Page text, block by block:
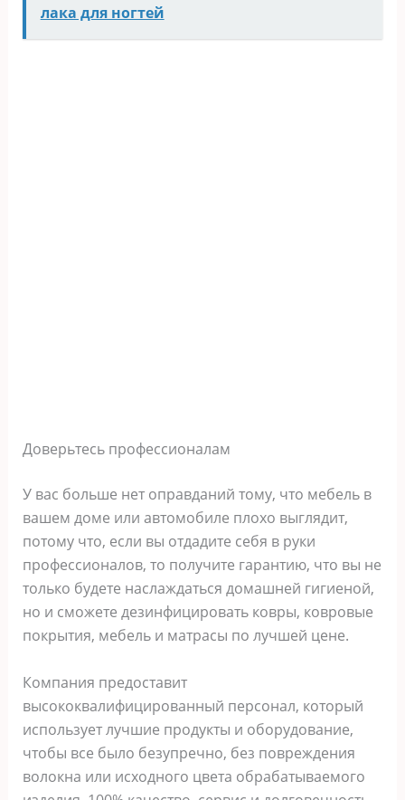
лака для ногтей
Доверьтесь профессионалам
У вас больше нет оправданий тому, что мебель в
вашем доме или автомобиле плохо выглядит,
потому что, если вы отдадите себя в руки
профессионалов, то получите гарантию, что вы не
только будете наслаждаться домашней гигиеной,
но и сможете дезинфицировать ковры, ковровые
покрытия, мебель и матрасы по лучшей цене.
Компания предоставит
высококвалифицированный персонал, который
использует лучшие продукты и оборудование,
чтобы все было безупречно, без повреждения
волокна или исходного цвета обрабатываемого